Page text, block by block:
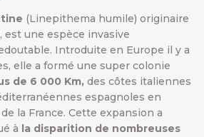
(Linepithema humile) originaire
est une espèce invasive
Introduite en Europe il y a
elle a formé une super colonie
de 6 000 Km, des côtes italiennes
espagnoles en
la France. Cette expansion a
à la disparition de nombreuses